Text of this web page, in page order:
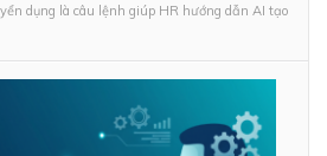
dụng là câu lệnh giúp HR hướng dẫn AI tạo